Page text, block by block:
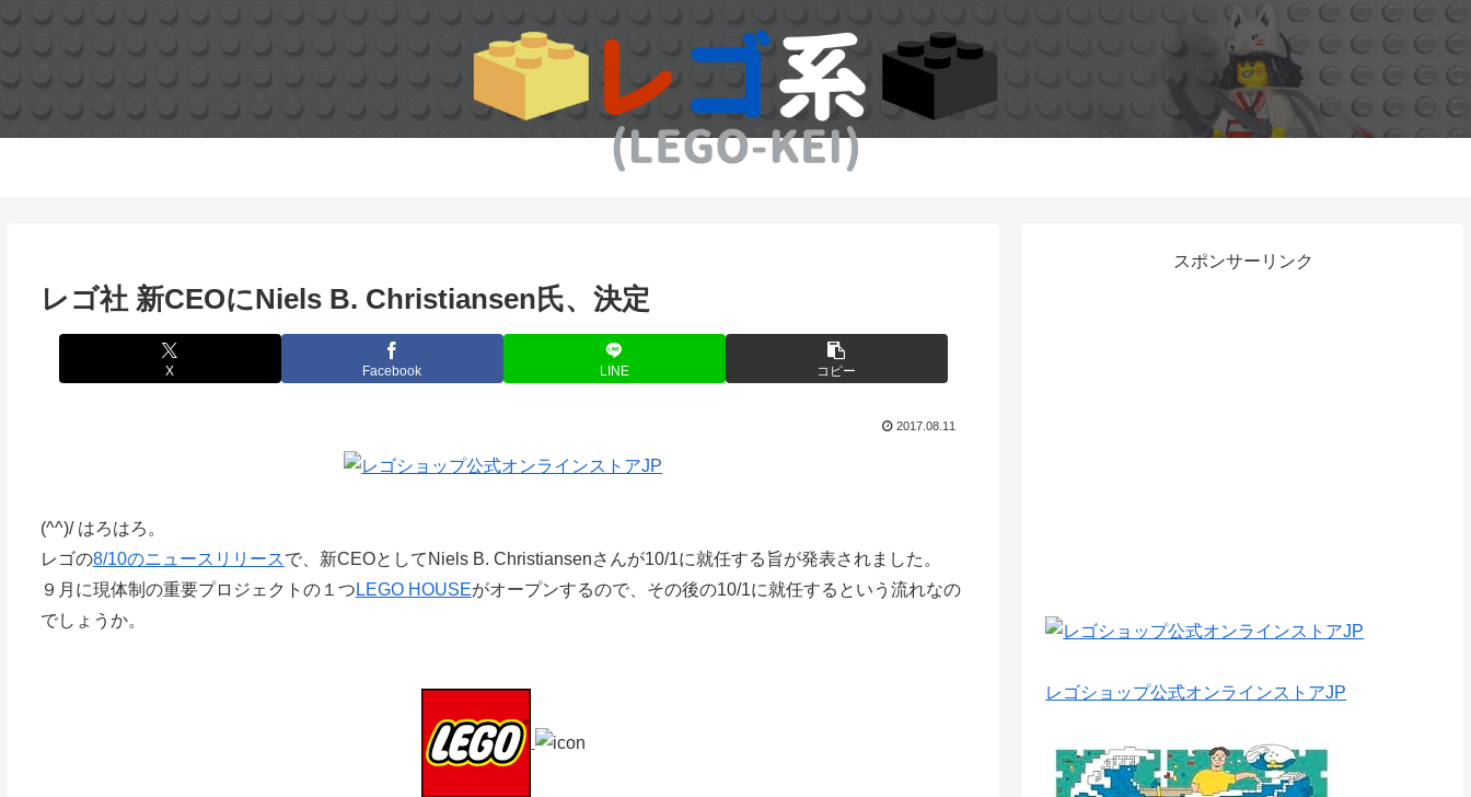
レゴ社 新CEOにNiels B. Christiansen氏、決定
X Facebook LINE コピー
2017.08.11
(^^)/ はろはろ。
レゴの8/10のニュースリリースで、新CEOとしてNiels B. Christiansenさんが10/1に就任する旨が発表されました。
９月に現体制の重要プロジェクトの１つ LEGO HOUSEがオープンするので、その後の10/1に就任するという流れなの
でしょうか。
スポンサーリンク
レゴショップ公式オンラインストアJP